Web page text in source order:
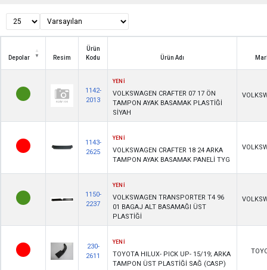
Depolar Resim
Ürün
Kodu
Ürün Adı
1142-
2013
YENİ
VOLKSWAGEN CRAFTER 07 17 ÖN
TAMPON AYAK BASAMAK PLASTİĞİ
SİYAH
1143-
2625
YENİ
VOLKSWAGEN CRAFTER 18 24 ARKA
TAMPON AYAK BASAMAK PANELİ TYG
1150-
2237
YENİ
VOLKSWAGEN TRANSPORTER T4 96
01 BAGAJ ALT BASAMAĞI ÜST
PLASTİĞİ
230-
2611
YENİ
TOYOTA HILUX- PICK UP- 15/19; ARKA
TAMPON ÜST PLASTİĞİ SAĞ (CASP)